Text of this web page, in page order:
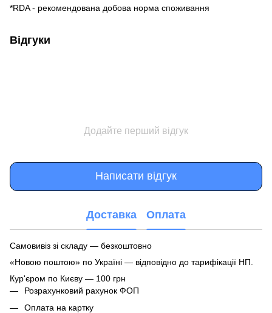
*RDA - рекомендована добова норма споживання
Відгуки
Додайте перший відгук
Написати відгук
Доставка Оплата
Самовивіз зі складу — безкоштовно
«Новою поштою» по Україні — відповідно до тарифікації НП.
Кур'єром по Києву — 100 грн
Розрахунковий рахунок ФОП
Оплата на картку